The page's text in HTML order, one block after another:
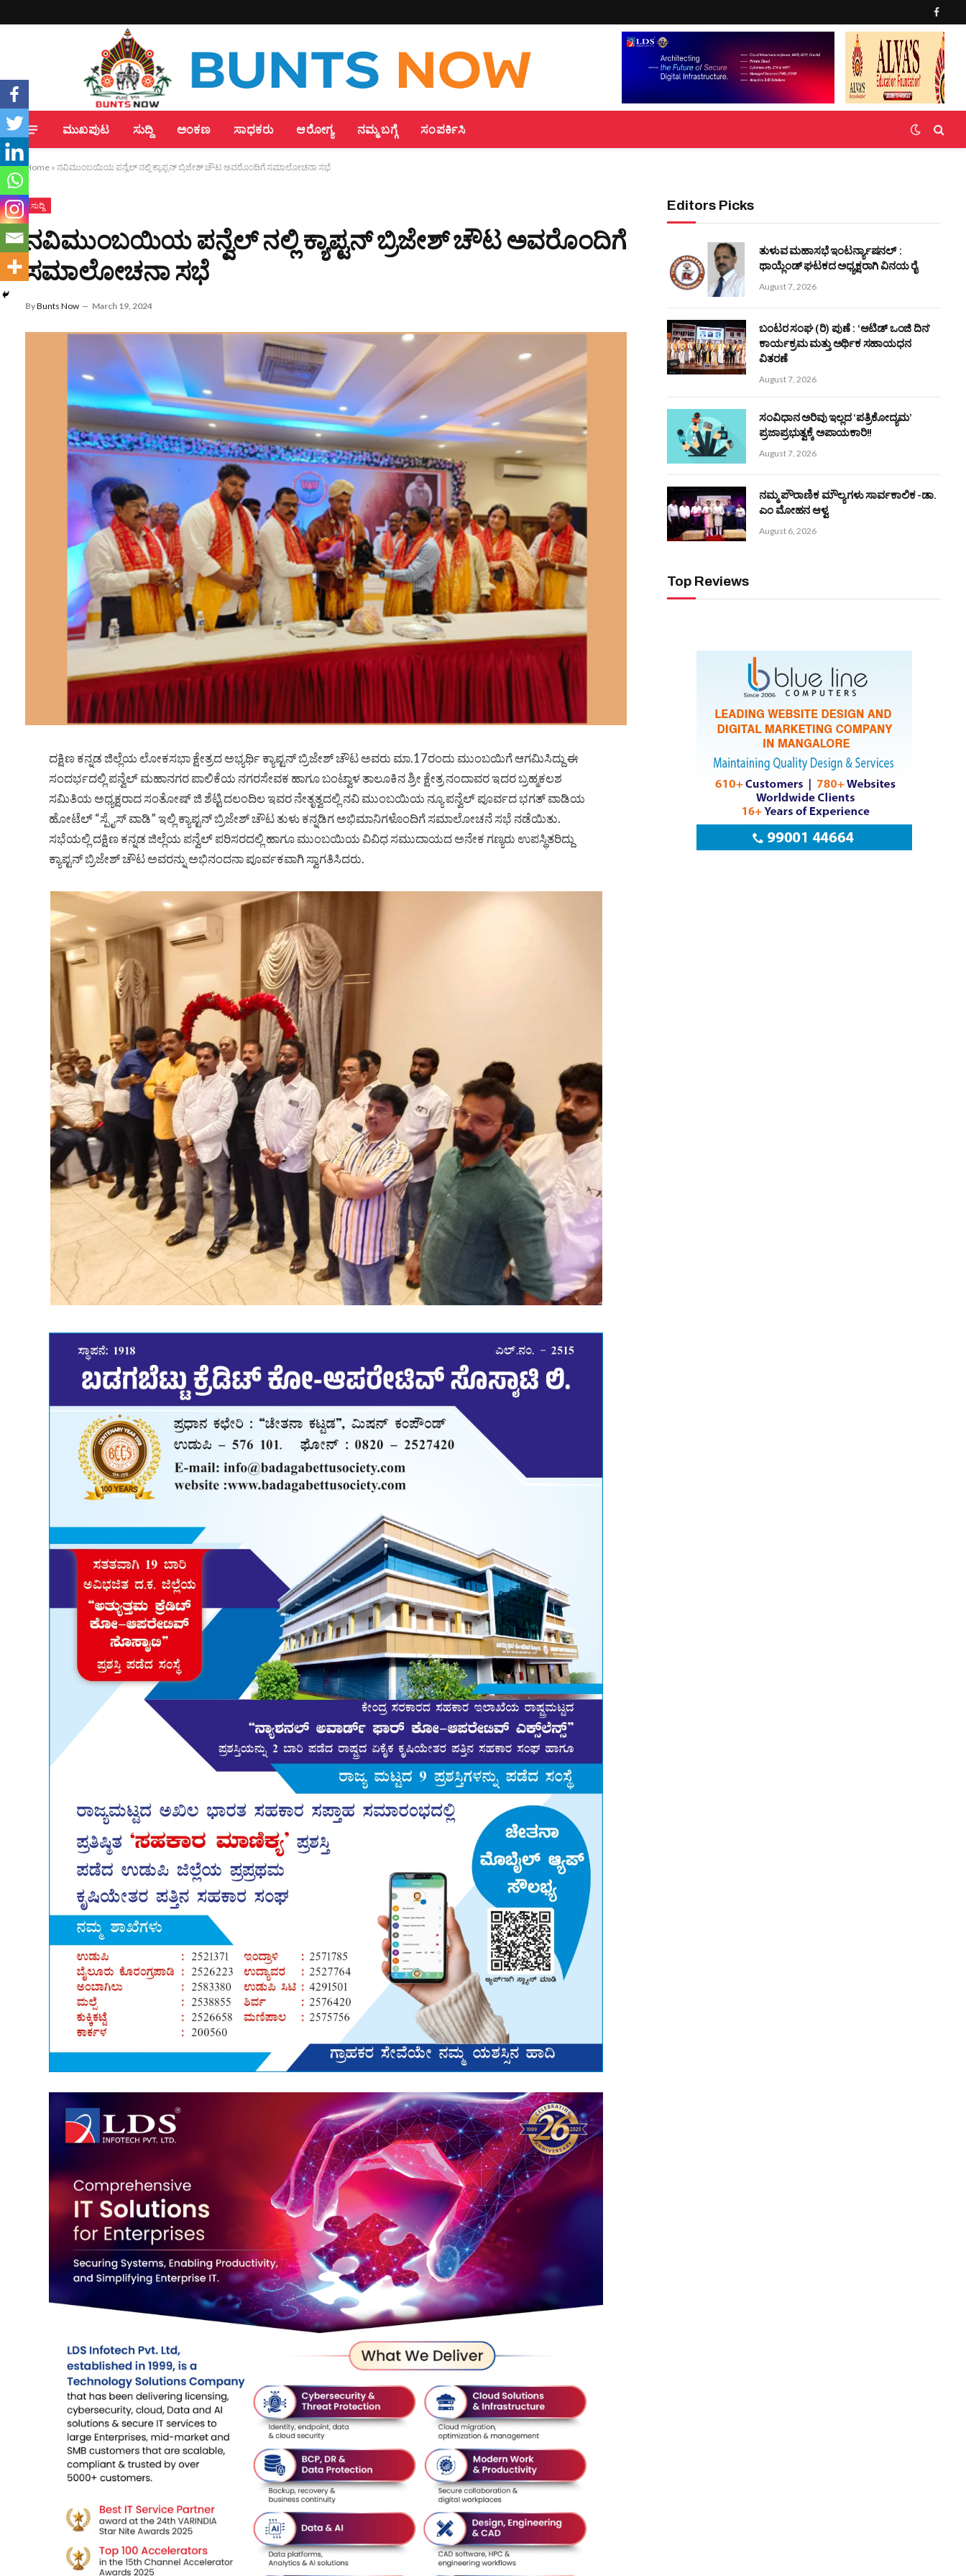
ಮುಖಪುಟ ಸುದ್ದಿ ಅಂಕಣ ಸಾಧಕರು ಆರೋಗ್ಯ ನಮ್ಮ ಬಗ್ಗೆ ಸಂಪರ್ಕಿಸಿ
Home » ನವಿಮುಂಬಯಿಯ ಪನ್ವೆಲ್ ನಲ್ಲಿ ಕ್ಯಾಪ್ಟನ್ ಬ್ರಿಜೇಶ್ ಚೌಟ ಅವರೊಂದಿಗೆ ಸಮಾಲೋಚನಾ ಸಭೆ
ಸುದ್ದಿ
ನವಿಮುಂಬಯಿಯ ಪನ್ವೆಲ್ ನಲ್ಲಿ ಕ್ಯಾಪ್ಟನ್ ಬ್ರಿಜೇಶ್ ಚೌಟ ಅವರೊಂದಿಗೆ
ಸಮಾಲೋಚನಾ ಸಭೆ
ByBunts Now March 19, 2024
ದಕ್ಷಿಣ ಕನ್ನಡ ಜಿಲ್ಲೆಯ ಲೋಕಸಭಾ ಕ್ಷೇತ್ರದ ಅಭ್ಯರ್ಥಿ ಕ್ಯಾಪ್ಟನ್ ಬ್ರಿಜೇಶ್ ಚೌಟ ಅವರು ಮಾ.17ರಂದು ಮುಂಬಯಿಗೆ ಆಗಮಿಸಿದ್ದು ಈ
ಸಂದರ್ಭದಲ್ಲಿ ಪನ್ವೆಲ್ ಮಹಾನಗರ ಪಾಲಿಕೆಯ ನಗರಸೇವಕ ಹಾಗೂ ಬಂಟ್ವಾಳ ತಾಲೂಕಿನ ಶ್ರೀ ಕ್ಷೇತ್ರ ನಂದಾವರ ಇದರ ಬ್ರಹ್ಮಕಲಶ
ಸಮಿತಿಯ ಅಧ್ಯಕ್ಷರಾದ ಸಂತೋಷ್ ಜಿ ಶೆಟ್ಟಿ ದಲಂದಿಲ ಇವರ ನೇತೃತ್ವದಲ್ಲಿ ನವಿ ಮುಂಬಯಿಯ ನ್ಯೂ ಪನ್ವೆಲ್ ಪೂರ್ವದ ಭಗತ್ ವಾಡಿಯ
ಹೋಟೆಲ್ “ಸ್ಪೈಸ್ ವಾಡಿ” ಇಲ್ಲಿ ಕ್ಯಾಪ್ಟನ್ ಬ್ರಿಜೇಶ್ ಚೌಟ ತುಳು ಕನ್ನಡಿಗ ಅಭಿಮಾನಿಗಳೊಂದಿಗೆ ಸಮಾಲೋಚನೆ ಸಭೆ ನಡೆಯಿತು.
ಸಭೆಯಲ್ಲಿ ದಕ್ಷಿಣ ಕನ್ನಡ ಜಿಲ್ಲೆಯ ಪನ್ವೆಲ್ ಪರಿಸರದಲ್ಲಿ ಹಾಗೂ ಮುಂಬಯಿಯ ವಿವಿಧ ಸಮುದಾಯದ ಅನೇಕ ಗಣ್ಯರು ಉಪಸ್ಥಿತರಿದ್ದು
ಕ್ಯಾಪ್ಟನ್ ಬ್ರಿಜೇಶ್ ಚೌಟ ಅವರನ್ನು ಅಭಿನಂದನಾ ಪೂರ್ವಕವಾಗಿ ಸ್ವಾಗತಿಸಿದರು.
Editors Picks
ತುಳುವ ಮಹಾಸಭೆ ಇಂಟರ್ನ್ಯಾಷನಲ್ :
ಥಾಯ್ಲೆಂಡ್ ಘಟಕದ ಅಧ್ಯಕ್ಷರಾಗಿ ವಿನಯ ರೈ
August 7, 2026
ಬಂಟರ ಸಂಘ (ರಿ) ಪುಣೆ : ‘ಆಟಿಡ್ ಒಂಜಿ ದಿನ’
ಕಾರ್ಯಕ್ರಮ ಮತ್ತು ಅರ್ಥಿಕ ಸಹಾಯಧನ
ವಿತರಣೆ
August 7, 2026
ಸಂವಿಧಾನ ಅರಿವು ಇಲ್ಲದ ‘ಪತ್ರಿಕೋದ್ಯಮ’
ಪ್ರಜಾಪ್ರಭುತ್ವಕ್ಕೆ ಅಪಾಯಕಾರಿ!!
August 7, 2026
ನಮ್ಮ ಪೌರಾಣಿಕ ಮೌಲ್ಯಗಳು ಸಾರ್ವಕಾಲಿಕ -ಡಾ.
ಎಂ ಮೋಹನ ಆಳ್ವ
August 6, 2026
Top Reviews